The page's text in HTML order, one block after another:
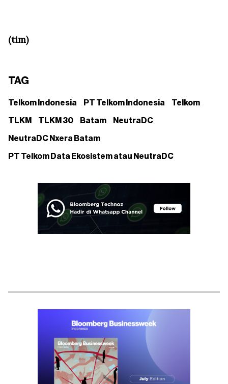
(tim)
TAG
Telkom Indonesia PT Telkom Indonesia Telkom
TLKM TLKM 30 Batam NeutraDC
NeutraDC Nxera Batam
PT Telkom Data Ekosistem atau NeutraDC